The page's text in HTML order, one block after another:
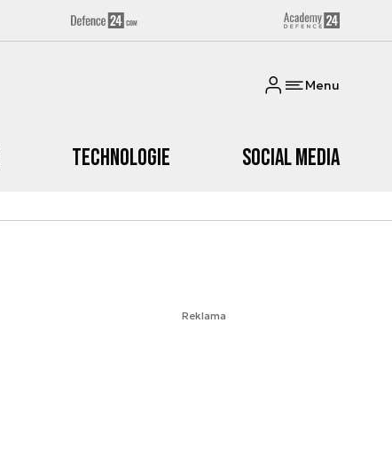
Menu
Technologie Social media
Reklama